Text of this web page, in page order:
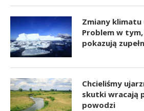
Zmiany klimatu
Problem w
pokazują
Chcieliśmy
skutki wracają
powodzi